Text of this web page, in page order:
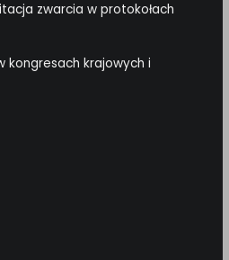
zwarcia w protokołach
kongresach krajowych i